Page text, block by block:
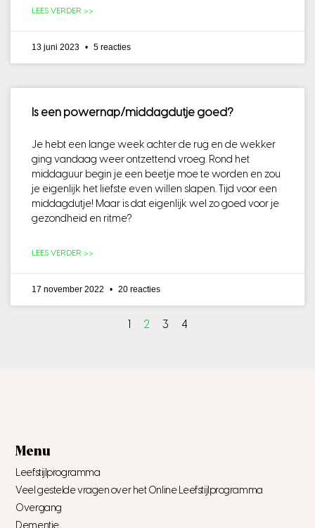
LEES VERDER >>
13 juni 2023 5 reacties
Is een powernap/middagdutje goed?
Je hebt een lange week achter de rug en de wekker
ging vandaag weer ontzettend vroeg. Rond het
middaguur begin je een beetje moe te worden en zou
je eigenlijk het liefste even willen slapen. Tijd voor een
middagdutje! Maar is dat eigenlijk wel zo goed voor je
gezondheid en ritme?
LEES VERDER >>
17 november 2022 20 reacties
1 2 3 4
Menu
Leefstijlprogramma
Veel gestelde vragen over het Online Leefstijlprogramma
Overgang
Dementie